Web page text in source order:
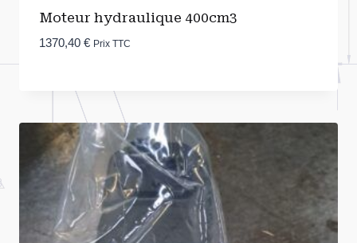
Moteur hydraulique 400cm3
1370,40 € Prix TTC